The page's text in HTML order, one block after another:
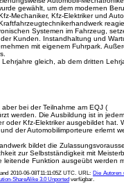
gewählt, um dem modernen
Mechaniker, Kfz-Elektriker und
Systemen im Fahrzeug,
Kunden. Instandhaltung und
mit eigenem Fuhrpark.
gleich, ab dem dritten
bei der Teilnahme am EQJ (
werden. Die Ausbildung ist in
oder Kfz-Elektriker ausgebildet hat.
der Automobilimporteure erlernt
bildet die
zur Selbstständigkeit mit
leitende Funktion ausgeübt werden
2010-06-08T11:11:05Z UTC. URL: Die Autoren
ShareAlike 3.0 Unported verfügbar.